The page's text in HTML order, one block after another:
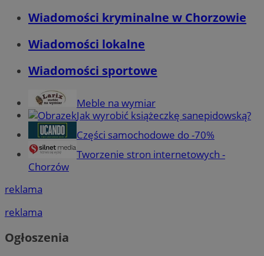
Wiadomości kryminalne w Chorzowie
Wiadomości lokalne
Wiadomości sportowe
Meble na wymiar
Jak wyrobić książeczkę sanepidowską?
Części samochodowe do -70%
Tworzenie stron internetowych -
Chorzów
reklama
reklama
Ogłoszenia